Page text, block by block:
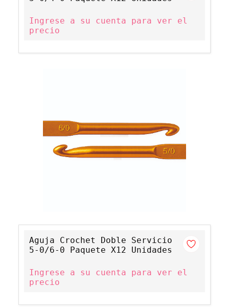
Ingrese a su cuenta para ver el
precio
Aguja Crochet Doble Servicio
5-0/6-0 Paquete X12 Unidades
Ingrese a su cuenta para ver el
precio